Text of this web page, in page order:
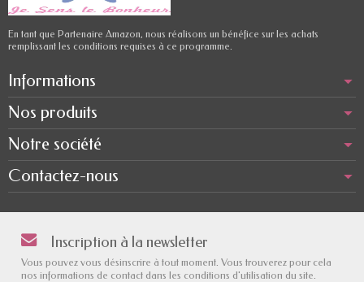
En tant que Partenaire Amazon, nous réalisons un bénéfice sur les achats
remplissant les conditions requises à ce programme.
Informations
Nos produits
Notre société
Contactez-nous
Inscription à la newsletter
Vous pouvez vous désinscrire à tout moment. Vous trouverez pour cela
nos informations de contact dans les conditions d'utilisation du site.